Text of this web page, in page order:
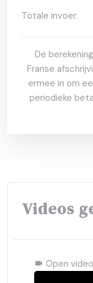
Totale invoer:
De
Franse
ermee in om
periodieke
Videos
Open